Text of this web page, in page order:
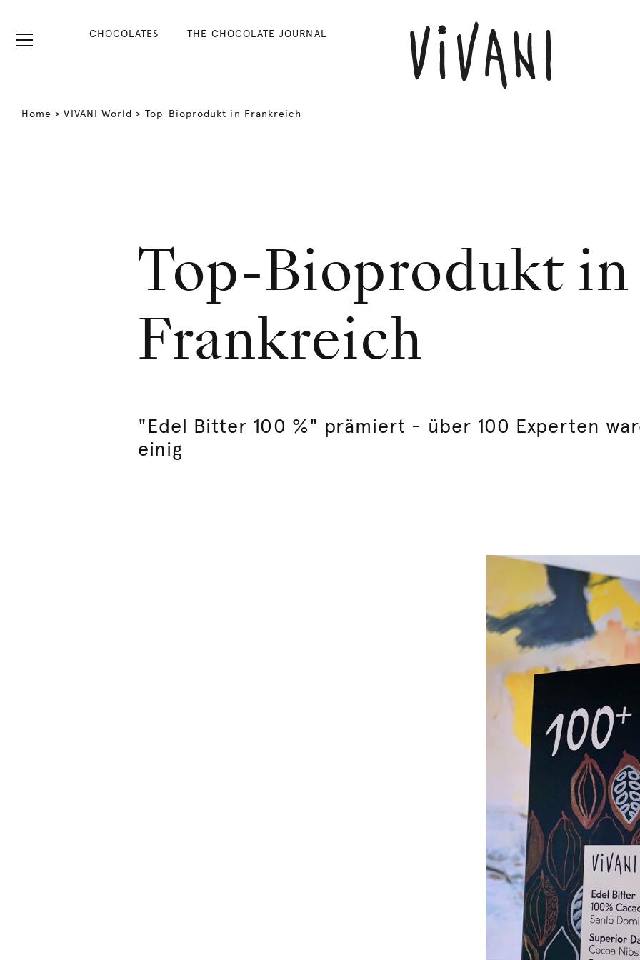
CHOCOLATES THE CHOCOLATE JOURNAL
Home >VIVANI World > Top-Bioprodukt in Frankreich
Top-Bioprodukt in
Frankreich
"Edel Bitter 100 %" prämiert - über 100 Experten
einig